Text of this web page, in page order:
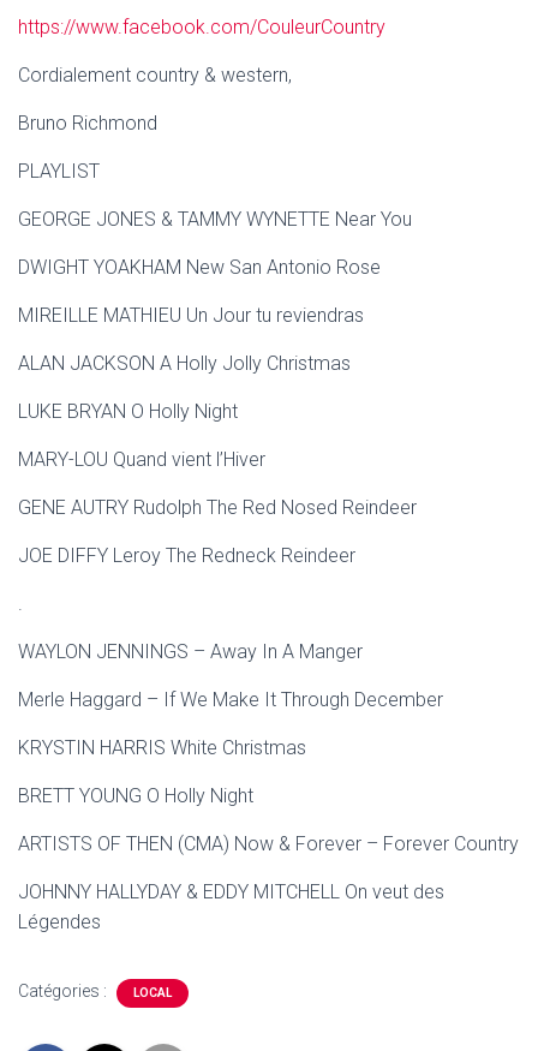
https://www.facebook.com/CouleurCountry
Cordialement country & western,
Bruno Richmond
PLAYLIST
GEORGE JONES & TAMMY WYNETTE Near You
DWIGHT YOAKHAM New San Antonio Rose
MIREILLE MATHIEU Un Jour tu reviendras
ALAN JACKSON A Holly Jolly Christmas
LUKE BRYAN O Holly Night
MARY-LOU Quand vient l’Hiver
GENE AUTRY Rudolph The Red Nosed Reindeer
JOE DIFFY Leroy The Redneck Reindeer
.
WAYLON JENNINGS – Away In A Manger
Merle Haggard – If We Make It Through December
KRYSTIN HARRIS White Christmas
BRETT YOUNG O Holly Night
ARTISTS OF THEN (CMA) Now & Forever – Forever Country
JOHNNY HALLYDAY & EDDY MITCHELL On veut des
Légendes
Catégories : LOCAL